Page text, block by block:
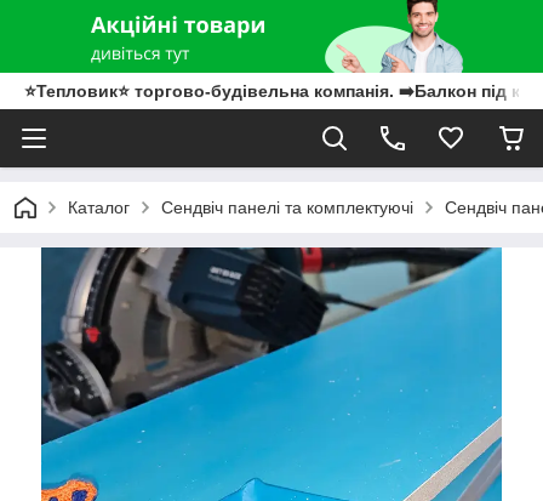
⭐Тепловик⭐ торгово-будівельна компанія. ➡️Балкон під
Каталог Сендвіч панелі та комплектуючі Сендвіч